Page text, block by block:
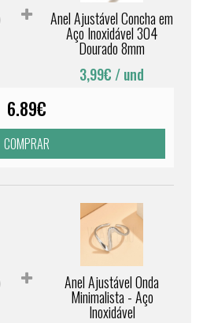
Anel Ajustável Concha em
Aço Inoxidável 304
Dourado 8mm
3,99€ / und
6.89€
COMPRAR
Anel Ajustável Onda
Minimalista - Aço
Inoxidável